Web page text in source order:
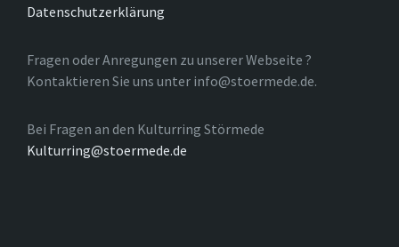
Datenschutzerklärung
Fragen oder Anregungen zu unserer Webseite ?
Kontaktieren Sie uns unter info@stoermede.de.
Bei Fragen an den Kulturring Störmede
Kulturring@stoermede.de